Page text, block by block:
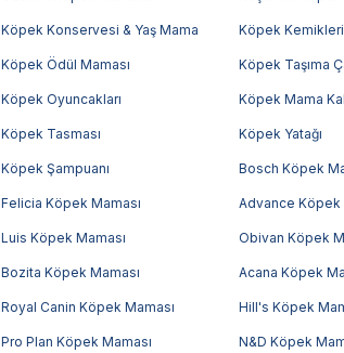
Köpek Konservesi & Yaş Mama Köpek Kemikleri
Köpek Ödül Maması Köpek Taşıma
Köpek Oyuncakları Köpek Mama
Köpek Tasması Köpek Yatağı
Köpek Şampuanı Bosch Köpek
Felicia Köpek Maması Advance Köpek
Luis Köpek Maması Obivan Köpek
Bozita Köpek Maması Acana Köpek
Royal Canin Köpek Maması Hill's Köpek
Pro Plan Köpek Maması N&D Köpek